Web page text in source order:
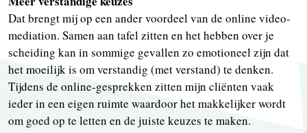
Dat brengt mij op een ander voordeel van de online video-
mediation. Samen aan tafel zitten en het hebben over je
scheiding kan in sommige gevallen zo emotioneel zijn dat
het moeilijk is om verstandig (met verstand) te denken.
Tijdens de online-gesprekken zitten mijn cliënten vaak
ieder in een eigen ruimte waardoor het makkelijker wordt
om goed op te letten en de juiste keuzes te maken.